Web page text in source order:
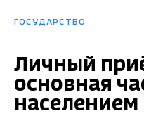
ГОСУДАРСТВО
Личный
основная
населением